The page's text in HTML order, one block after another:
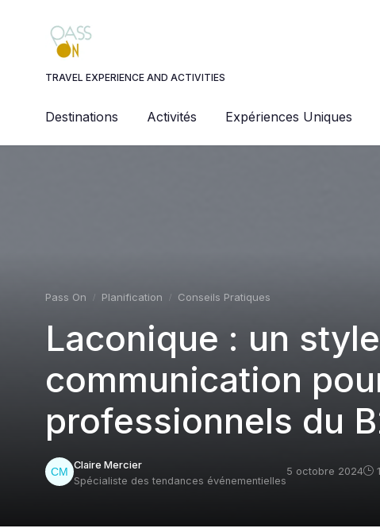
TRAVEL EXPERIENCE AND ACTIVITIES
Destinations Activités Expériences Uniques
Pass On Planification Conseils Pratiques
Laconique : un
communication
professionnels du
Claire Mercier
Spécialiste des tendances événementielles
5 octobre 2024